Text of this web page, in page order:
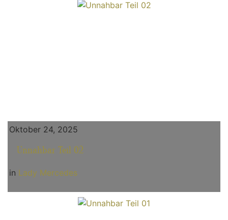
Oktober 24, 2025
Unnahbar Teil 02
in Lady Mercedes